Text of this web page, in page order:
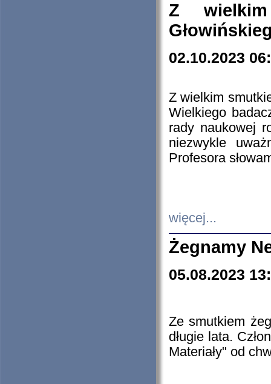
Z
02.10.2023
Z wielkim
Wielkiego
rady naukowej
niezwykle
Profesora
więcej...
Żegnamy
05.08.2023
Ze smutkiem
długie lata.
Materiały" od